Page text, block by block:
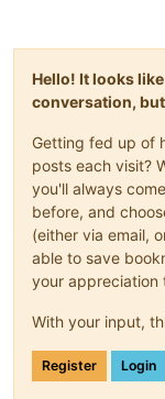
Hello! It looks
conversation,
Getting fed up of
posts each visit?
you'll always
before, and
(either via email,
able to save
your appreciation
With your input,
Register Login